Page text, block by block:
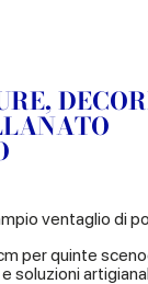
ventaglio di
per quinte
e soluzioni